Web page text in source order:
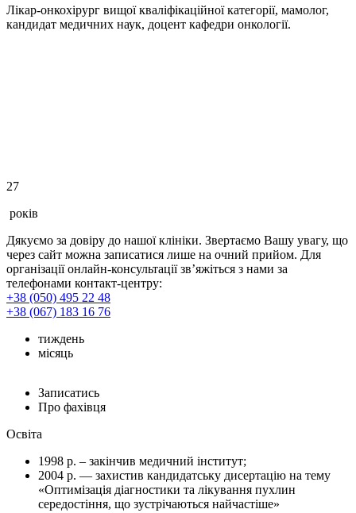
Лікар-онкохірург вищої кваліфікаційної категорії, мамолог,
кандидат медичних наук, доцент кафедри онкології.
27
років
Дякуємо за довіру до нашої клініки. Звертаємо Вашу увагу, що
через сайт можна записатися лише на очний прийом. Для
організації онлайн-консультації зв’яжіться з нами за
телефонами контакт-центру:
+38 (050) 495 22 48
+38 (067) 183 16 76
тиждень
місяць
Записатись
Про фахівця
Освіта
1998 р. – закінчив медичний інститут;
2004 р. — захистив кандидатську дисертацію на тему
«Оптимізація діагностики та лікування пухлин
середостіння, що зустрічаються найчастіше»